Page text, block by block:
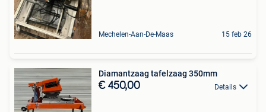
Mechelen-Aan-De-Maas 15 feb 26
Diamantzaag tafelzaag 350mm
€ 450,00 Details